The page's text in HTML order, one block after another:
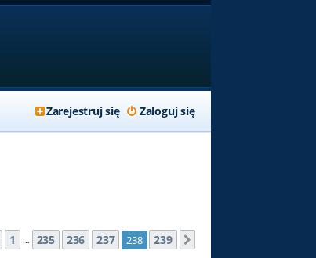
Zaloguj się
Zarejestruj się
238 z239
Poprzednia
1 … 235 236 237 238 239